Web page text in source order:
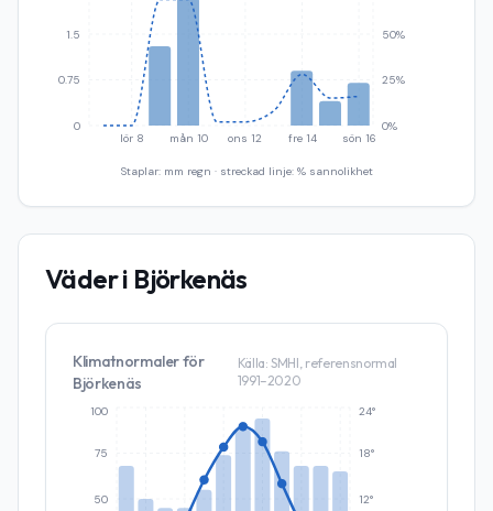
lör 8 mån 10 ons 12 fre 14 sön 16
0
0.75
1.5
0%
25%
50%
Staplar: mm regn · streckad linje: % sannolikhet
Väder i Björkenäs
Klimatnormaler för
Björkenäs
Källa: SMHI, referensnormal
1991–2020
50
75
100
12°
18°
24°